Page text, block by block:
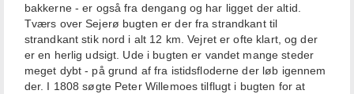
bakkerne - er også fra dengang og har ligget der altid.
Tværs over Sejerø bugten er der fra strandkant til
strandkant stik nord i alt 12 km. Vejret er ofte klart, og der
er en herlig udsigt. Ude i bugten er vandet mange steder
meget dybt - på grund af fra istidsfloderne der løb igennem
der. I 1808 søgte Peter Willemoes tilflugt i bugten for at